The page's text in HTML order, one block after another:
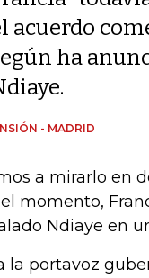
acuerdo
ha
- MADRID
a mirarlo en
momento,
Ndiaye en
la portavoz